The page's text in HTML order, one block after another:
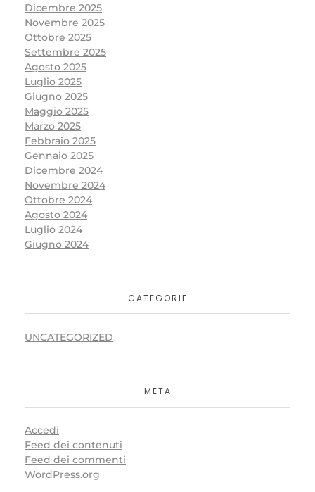
Dicembre 2025
Novembre 2025
Ottobre 2025
Settembre 2025
Agosto 2025
Luglio 2025
Giugno 2025
Maggio 2025
Marzo 2025
Febbraio 2025
Gennaio 2025
Dicembre 2024
Novembre 2024
Ottobre 2024
Agosto 2024
Luglio 2024
Giugno 2024
CATEGORIE
UNCATEGORIZED
META
Accedi
Feed dei contenuti
Feed dei commenti
WordPress.org